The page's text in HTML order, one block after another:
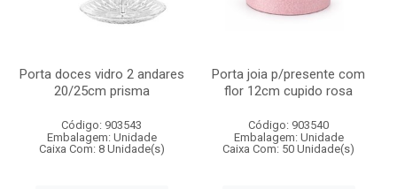
Porta doces vidro 2 andares
20/25cm prisma
Código: 903543
Embalagem: Unidade
Caixa Com: 8 Unidade(s)
Porta joia p/presente com
flor 12cm cupido rosa
Código: 903540
Embalagem: Unidade
Caixa Com: 50 Unidade(s)